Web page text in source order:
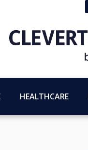
HEALTHCARE